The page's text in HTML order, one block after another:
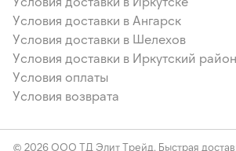
Условия доставки в Ангарск
Условия доставки в Шелехов
Условия доставки в Иркутский район
Условия оплаты
Условия возврата
© 2026 ООО ТД Элит Трейд. Быстрая